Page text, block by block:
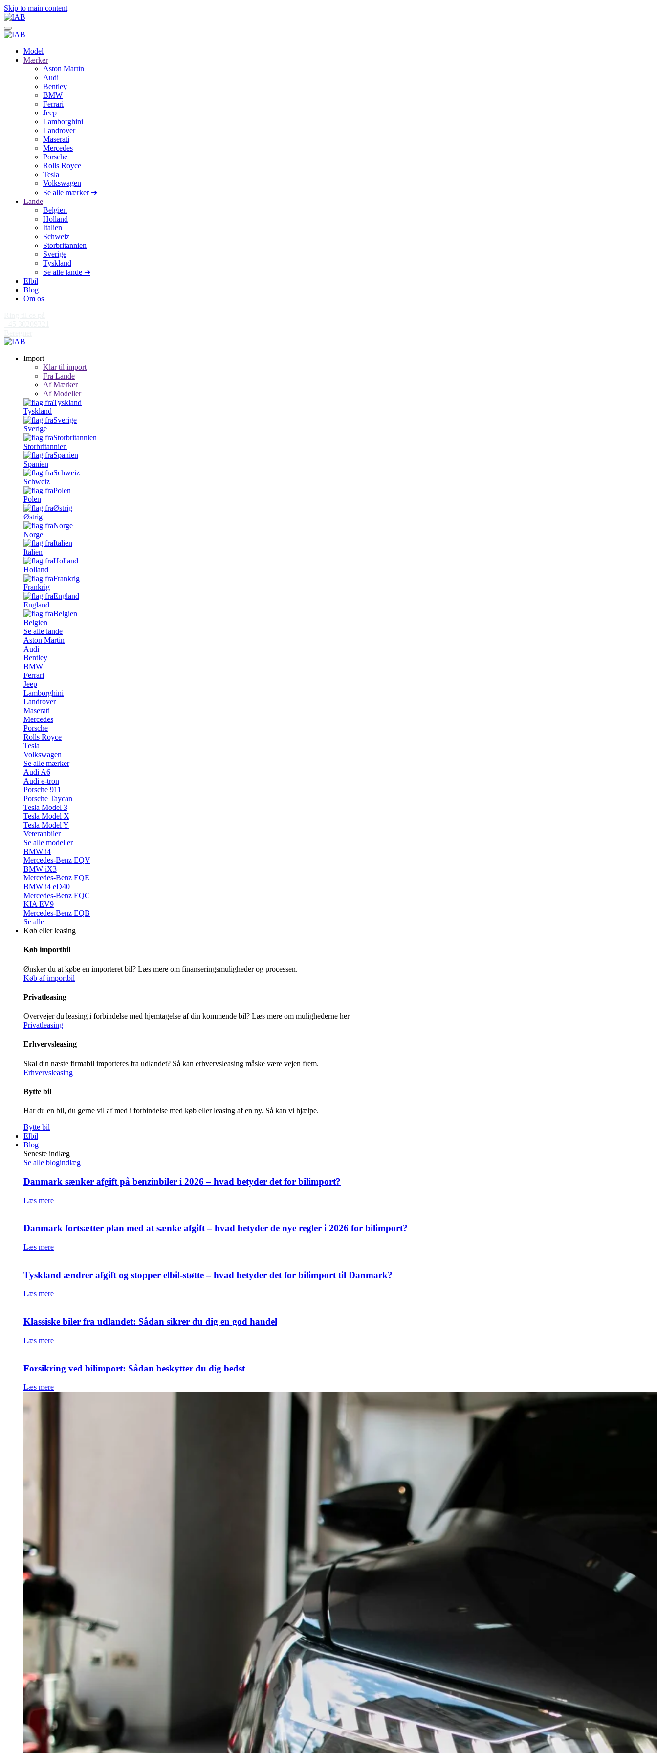
Skip to main content
Model
Mærker
Aston Martin
Audi
Bentley
BMW
Ferrari
Jeep
Lamborghini
Landrover
Maserati
Mercedes
Porsche
Rolls Royce
Tesla
Volkswagen
Se alle mærker ➔
Lande
Belgien
Holland
Italien
Schweiz
Storbritannien
Sverige
Tyskland
Se alle lande ➔
Elbil
Blog
Om os
Import
Klar til import
Fra Lande
Af Mærker
Af Modeller
Tyskland
Sverige
Storbritannien
Spanien
Schweiz
Polen
Østrig
Norge
Italien
Holland
Frankrig
England
Belgien
Se alle lande
Aston Martin
Audi
Bentley
BMW
Ferrari
Jeep
Lamborghini
Landrover
Maserati
Mercedes
Porsche
Rolls Royce
Tesla
Volkswagen
Se alle mærker
Audi A6
Audi e-tron
Porsche 911
Porsche Taycan
Tesla Model 3
Tesla Model X
Tesla Model Y
Veteranbiler
Se alle modeller
BMW i4
Mercedes-Benz EQV
BMW iX3
Mercedes-Benz EQE
BMW i4 eD40
Mercedes-Benz EQC
KIA EV9
Mercedes-Benz EQB
Se alle
Køb eller leasing
Køb importbil
Ønsker du at købe en importeret bil? Læs mere om finanseringsmuligheder og processen.
Køb af importbil
Privatleasing
Overvejer du leasing i forbindelse med hjemtagelse af din kommende bil? Læs mere om mulighederne her.
Privatleasing
Erhvervsleasing
Skal din næste firmabil importeres fra udlandet? Så kan erhvervsleasing måske være vejen frem.
Erhvervsleasing
Bytte bil
Har du en bil, du gerne vil af med i forbindelse med køb eller leasing af en ny. Så kan vi hjælpe.
Bytte bil
Elbil
Blog
Seneste indlæg
Se alle blogindlæg
Danmark sænker afgift på benzinbiler i 2026 – hvad betyder det for bilimport?
Læs mere
Danmark fortsætter plan med at sænke afgift – hvad betyder de nye regler i 2026 for bilimport?
Læs mere
Tyskland ændrer afgift og stopper elbil-støtte – hvad betyder det for bilimport til Danmark?
Læs mere
Klassiske biler fra udlandet: Sådan sikrer du dig en god handel
Læs mere
Forsikring ved bilimport: Sådan beskytter du dig bedst
Læs mere